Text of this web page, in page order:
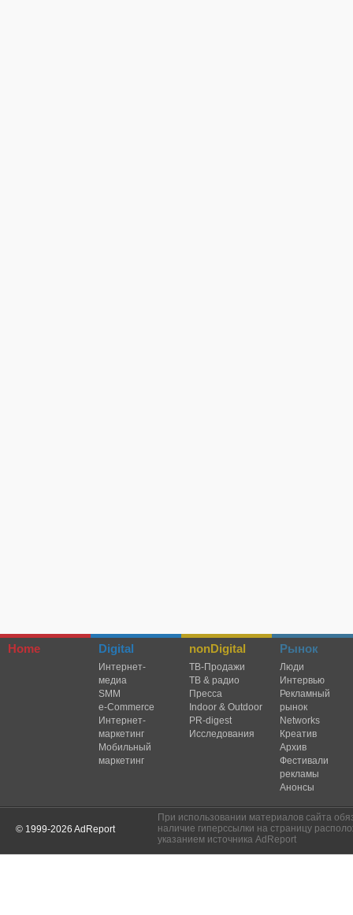
Home Digital
Интернет-
медиа
SMM
e-Commerce
Интернет-
маркетинг
Мобильный
маркетинг
nonDigital
TВ-Продажи
ТВ & радио
Пресса
Indoor & Outdoor
PR-digest
Исследования
Рынок
Люди
Интервью
Рекламный
рынок
Networks
Креатив
Архив
Фестивали
рекламы
Анонсы
© 1999-2026 AdReport
При использовании материалов сайта
наличие гиперссылки на страницу
указанием источника AdReport